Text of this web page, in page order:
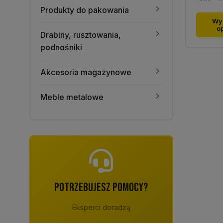
Produkty do pakowania
Drabiny, rusztowania,
podnośniki
Akcesoria magazynowe
Meble metalowe
POTRZEBUJESZ POMOCY?
Eksperci doradzą